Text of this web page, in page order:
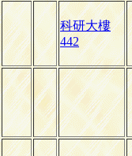
科研大樓
442